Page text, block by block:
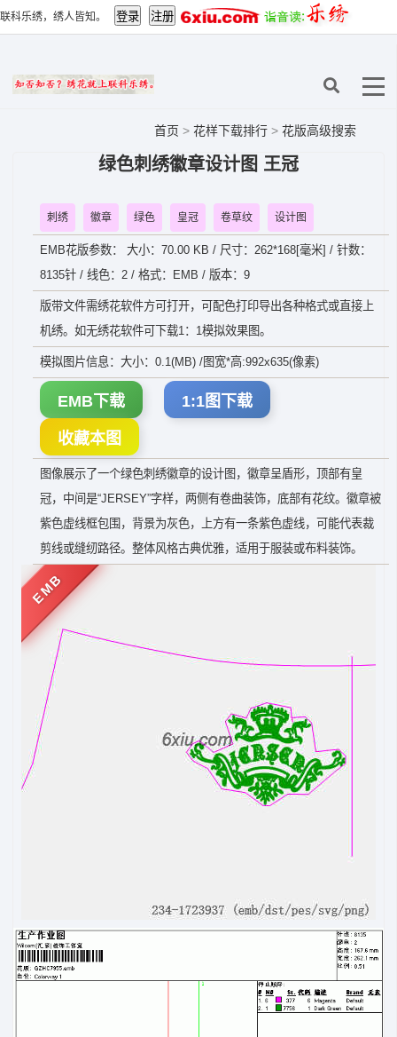
联科乐绣，绣人皆知。
首页 > 花样下载排行 > 花版高级搜索
绿色刺绣徽章设计图 王冠
刺绣 徽章 绿色 皇冠 卷草纹 设计图
EMB花版参数： 大小：70.00 KB / 尺寸：262*168[毫米] / 针数：
8135针 / 线色：2 / 格式：EMB / 版本：9
版带文件需绣花软件方可打开，可配色打印导出各种格式或直接上
机绣。如无绣花软件可下载1：1模拟效果图。
模拟图片信息：大小：0.1(MB) /图宽*高:992x635(像素)
EMB下载 1:1图下载
收藏本图
图像展示了一个绿色刺绣徽章的设计图，徽章呈盾形，顶部有皇
冠，中间是“JERSEY”字样，两侧有卷曲装饰，底部有花纹。徽章被
紫色虚线框包围，背景为灰色，上方有一条紫色虚线，可能代表裁
剪线或缝纫路径。整体风格古典优雅，适用于服装或布料装饰。
EMB